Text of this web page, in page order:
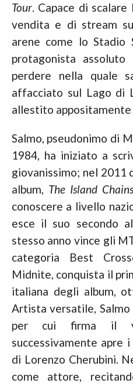
Tour. Capace di
vendita e di stream
arene come lo Stadio
protagonista
perdere nella quale
affacciato sul Lago di
allestito appositamente
Salmo, pseudonimo di
1984, ha iniziato a
giovanissimo; nel 2011
album, The Island
conoscere a livello
esce il suo secondo
stesso anno vince gli
categoria Best
Midnite, conquista il
italiana degli album,
Artista versatile,
per cui firma il
successivamente apre
di Lorenzo Cherubini.
come attore,